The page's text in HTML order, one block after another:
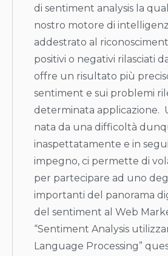
di sentiment analysis la
nostro motore di
addestrato al
positivi o negativi rilasciati
offre un risultato più
sentiment e sui problemi
determinata applicazione.
nata da una difficoltà
inaspettatamente e in
impegno, ci permette di
per partecipare ad uno
importanti del panorama
del sentiment al Web
“Sentiment Analysis
Language Processing”